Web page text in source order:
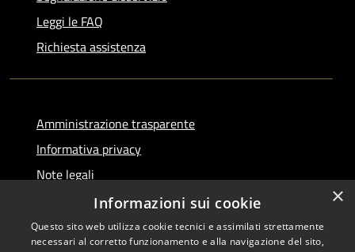
Leggi le FAQ
Richiesta assistenza
Amministrazione trasparente
Informativa privacy
Note legali
Dichiarazione di accessibilità
×
Informazioni sui cookie
Questo sito web utilizza cookie tecnici e assimilati strettamente
necessari al corretto funzionamento e alla navigazione del sito,